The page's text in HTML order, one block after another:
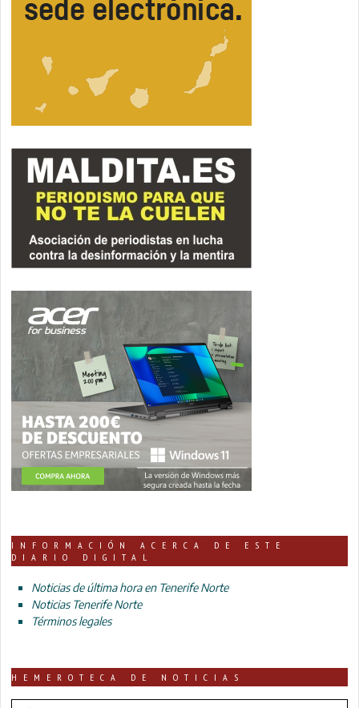
INFORMACIÓN ACERCA DE ESTE
DIARIO DIGITAL
Noticias de última hora en Tenerife Norte
Noticias Tenerife Norte
Términos legales
HEMEROTECA DE NOTICIAS